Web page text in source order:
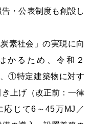
・公表制度も創設し
素社会」の実現に向
かるため、令和２
、①特定建築物に対す
上げ（改正前：一律
じて6～45万MJ／